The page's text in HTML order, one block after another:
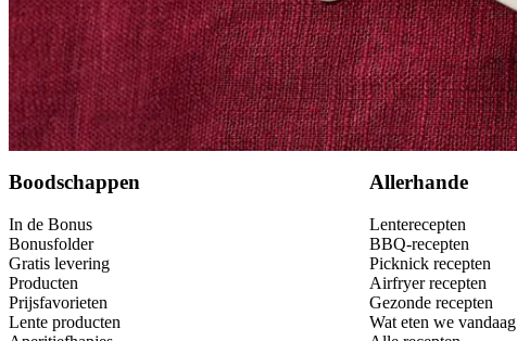
Boodschappen
In de Bonus
Bonusfolder
Gratis levering
Producten
Prijsfavorieten
Lente producten
Allerhande
Lenterecepten
BBQ-recepten
Picknick recepten
Airfryer recepten
Gezonde recepten
Wat eten we vandaag